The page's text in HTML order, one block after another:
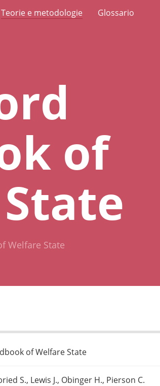
Teorie e metodologie Glossario
of
Welfare State
of Welfare State
S., Lewis J., Obinger H., Pierson C.